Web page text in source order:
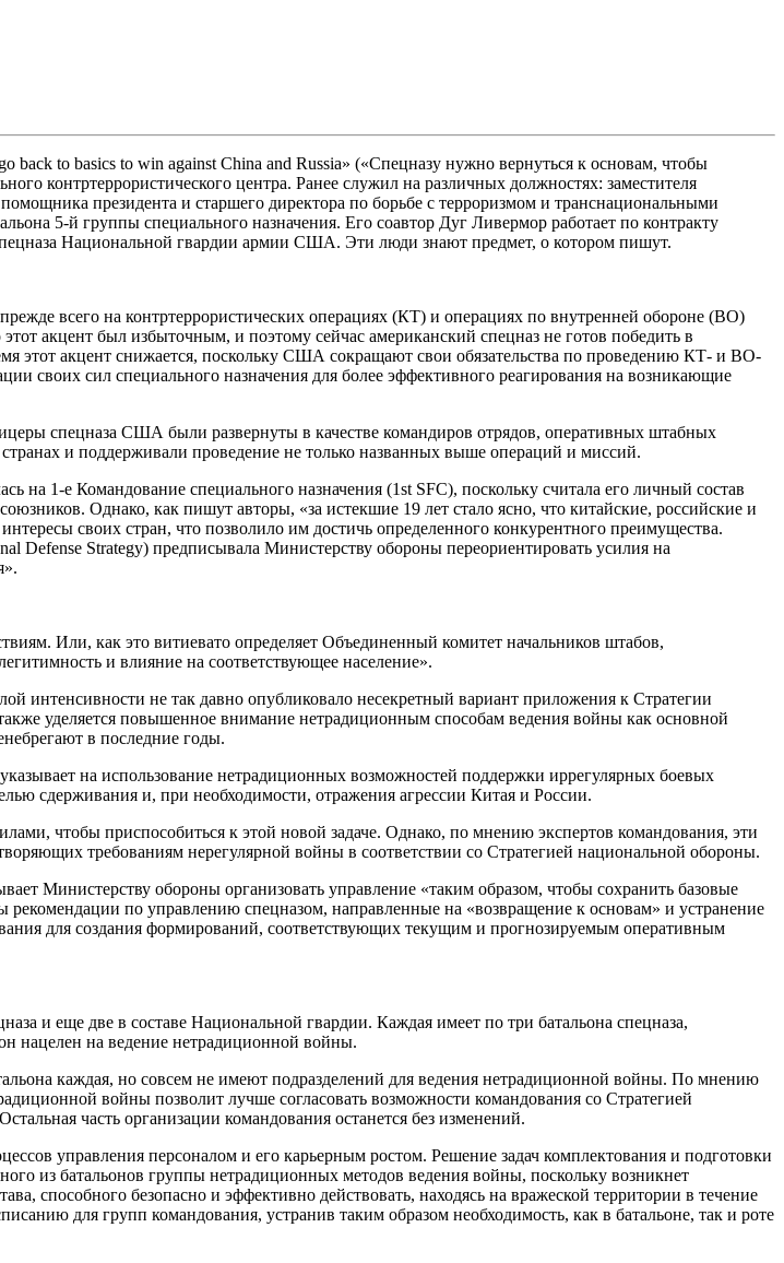
to basics to win against China and Russia» («Спецназу нужно вернуться к основам, чтобы
контртеррористического центра. Ранее служил на различных должностях: заместителя
президента и старшего директора по борьбе с терроризмом и транснациональными
5-й группы специального назначения. Его соавтор Дуг Ливермор работает по контракту
Национальной гвардии армии США. Эти люди знают предмет, о котором пишут.
всего на контртеррористических операциях (КТ) и операциях по внутренней обороне (ВО)
акцент был избыточным, и поэтому сейчас американский спецназ не готов победить в
этот акцент снижается, поскольку США сокращают свои обязательства по проведению КТ- и ВО-
своих сил специального назначения для более эффективного реагирования на возникающие
спецназа США были развернуты в качестве командиров отрядов, оперативных штабных
и поддерживали проведение не только названных выше операций и миссий.
1-е Командование специального назначения (1st SFC), поскольку считала его личный состав
Однако, как пишут авторы, «за истекшие 19 лет стало ясно, что китайские, российские и
своих стран, что позволило им достичь определенного конкурентного преимущества.
Defense Strategy) предписывала Министерству обороны переориентировать усилия на
Или, как это витиевато определяет Объединенный комитет начальников штабов,
и влияние на соответствующее население».
не так давно опубликовало несекретный вариант приложения к Стратегии
уделяется повышенное внимание нетрадиционным способам ведения войны как основной
в последние годы.
на использование нетрадиционных возможностей поддержки иррегулярных боевых
сдерживания и, при необходимости, отражения агрессии Китая и России.
чтобы приспособиться к этой новой задаче. Однако, по мнению экспертов командования, эти
требованиям нерегулярной войны в соответствии со Стратегией национальной обороны.
Министерству обороны организовать управление «таким образом, чтобы сохранить базовые
по управлению спецназом, направленные на «возвращение к основам» и устранение
для создания формирований, соответствующих текущим и прогнозируемым оперативным
и еще две в составе Национальной гвардии. Каждая имеет по три батальона спецназа,
нацелен на ведение нетрадиционной войны.
каждая, но совсем не имеют подразделений для ведения нетрадиционной войны. По мнению
войны позволит лучше согласовать возможности командования со Стратегией
часть организации командования останется без изменений.
управления персоналом и его карьерным ростом. Решение задач комплектования и подготовки
из батальонов группы нетрадиционных методов ведения войны, поскольку возникнет
способного безопасно и эффективно действовать, находясь на вражеской территории в течение
для групп командования, устранив таким образом необходимость, как в батальоне, так и роте